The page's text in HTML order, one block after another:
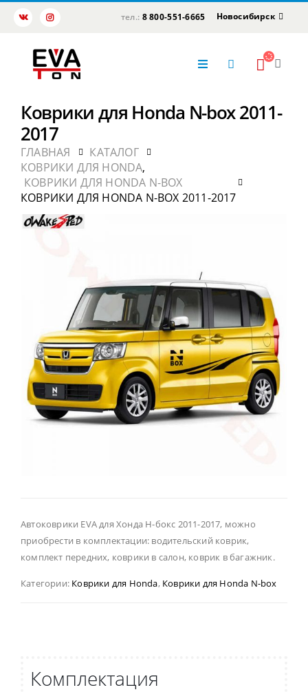
тел.: 8 800-551-6665 Новосибирск
Коврики для Honda N-box 2011-
2017
ГЛАВНАЯ
КАТАЛОГ
КОВРИКИ ДЛЯ HONDA,
КОВРИКИ ДЛЯ HONDA N-BOX
КОВРИКИ ДЛЯ HONDA N-BOX 2011-2017
Автоковрики EVA для Хонда Н-бокс 2011-2017, можно
приобрести в комплектации: водительский коврик,
комплект передних, коврики в салон, коврик в багажник.
Категории: Коврики для Honda, Коврики для Honda N-box
Комплектация